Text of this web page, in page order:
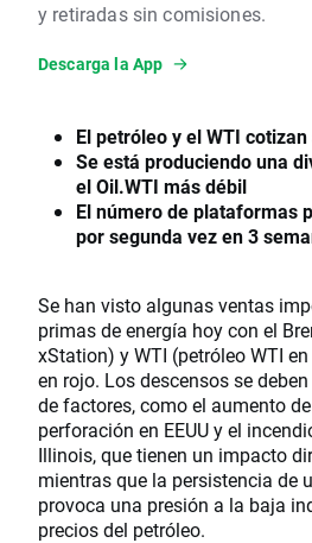
y retiradas sin comisiones.
Descarga la App
El petróleo y el WTI
Se está produciendo una
el Oil.WTI más débil
El número de plataformas
por segunda vez en 3
Se han visto algunas ventas
primas de energía hoy con el
xStation) y WTI (petróleo WTI
en rojo. Los descensos se
de factores, como el aumento
perforación en EEUU y el
Illinois, que tienen un impacto
mientras que la persistencia de
provoca una presión a la baja
precios del petróleo.